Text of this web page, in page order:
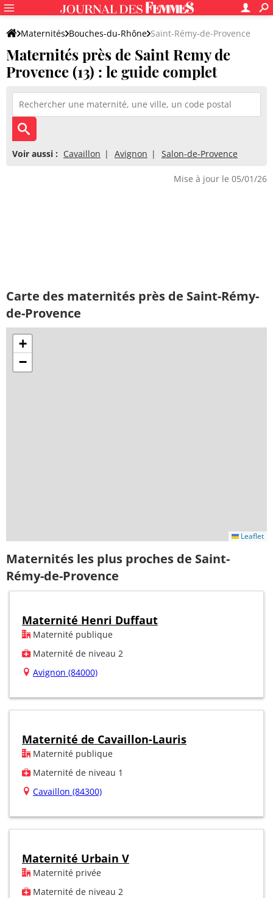
Maternités Bouches-du-Rhône Saint-Rémy-de-Provence
Maternités près de Saint Remy de
Provence (13) : le guide complet
Voir aussi : Cavaillon Avignon Salon-de-Provence
Mise à jour le 05/01/26
Carte des maternités près de Saint-Rémy-
de-Provence
+
−
Leaflet
Maternités les plus proches de Saint-
Rémy-de-Provence
Maternité Henri Duffaut
Maternité publique
Maternité de niveau 2
Avignon (84000)
Maternité de Cavaillon-Lauris
Maternité publique
Maternité de niveau 1
Cavaillon (84300)
Maternité Urbain V
Maternité privée
Maternité de niveau 2